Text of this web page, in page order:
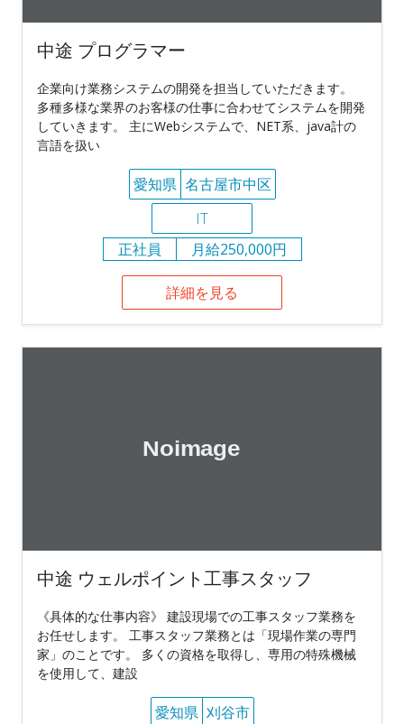
中途 プログラマー
企業向け業務システムの開発を担当していただきます。
多種多様な業界のお客様の仕事に合わせてシステムを開発
していきます。 主にWebシステムで、NET系、java計の
言語を扱い
愛知県 名古屋市中区
IT
正社員
月給250,000円
詳細を見る
中途 ウェルポイント工事スタッフ
《具体的な仕事内容》 建設現場での工事スタッフ業務を
お任せします。 工事スタッフ業務とは「現場作業の専門
家」のことです。 多くの資格を取得し、専用の特殊機械
を使用して、建設
愛知県 刈谷市